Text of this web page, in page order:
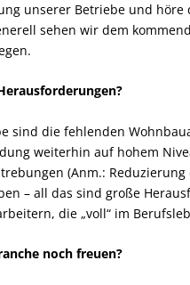
unserer Betriebe und
sehen wir dem
sind die fehlenden
weiterhin auf hohem
(Anm.:
– all das sind große
die „voll“ im
noch freuen?